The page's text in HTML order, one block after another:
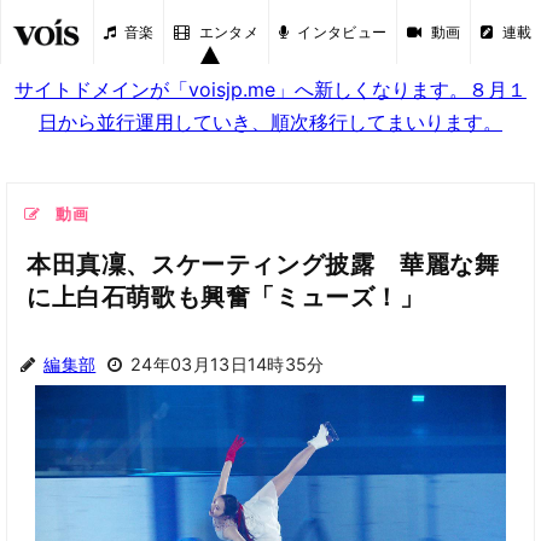
音楽 エンタメ インタビュー 動画 連載
サイトドメインが「voisjp.me」へ新しくなります。８月１
日から並行運用していき、順次移行してまいります。
動画
本田真凜、スケーティング披露 華麗な舞
に上白石萌歌も興奮「ミューズ！」
編集部 24年03月13日14時35分